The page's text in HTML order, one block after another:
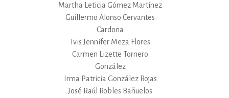
Martha Leticia Gómez Martínez
Guillermo Alonso Cervantes
Cardona
Ivis Jennifer Meza Flores
Carmen Lizette Tornero
González
Irma Patricia González Rojas
José Raúl Robles Bañuelos